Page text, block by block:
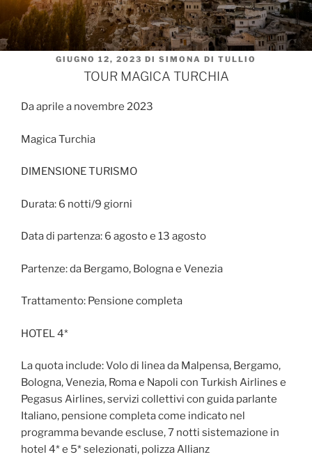
PUBBLICATO
GIUGNO 12, 2023 DI SIMONA DI TULLIO
TOUR MAGICA TURCHIA
Da aprile a novembre 2023
Magica Turchia
DIMENSIONE TURISMO
Durata: 6 notti/9 giorni
Data di partenza: 6 agosto e 13 agosto
Partenze: da Bergamo, Bologna e Venezia
Trattamento: Pensione completa
HOTEL 4*
La quota include: Volo di linea da Malpensa, Bergamo,
Bologna, Venezia, Roma e Napoli con Turkish Airlines e
Pegasus Airlines, servizi collettivi con guida parlante
Italiano, pensione completa come indicato nel
programma bevande escluse, 7 notti sistemazione in
hotel 4* e 5* selezionati, polizza Allianz